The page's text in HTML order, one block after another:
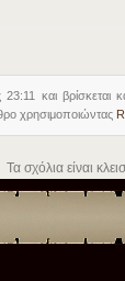
23:11 και βρίσκεται
χρησιμοποιώντας
Τα σχόλια είναι